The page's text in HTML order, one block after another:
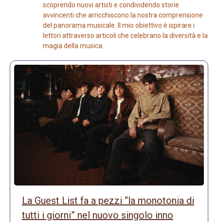
scoprendo nuovi artisti e condividendo storie
avvincenti che arricchiscono la nostra comprensione
del panorama musicale. Il mio obiettivo è ispirare i
lettori attraverso articoli che celebrano la diversità e la
magia della musica.
La Guest List fa a pezzi “la monotonia di
tutti i giorni” nel nuovo singolo inno